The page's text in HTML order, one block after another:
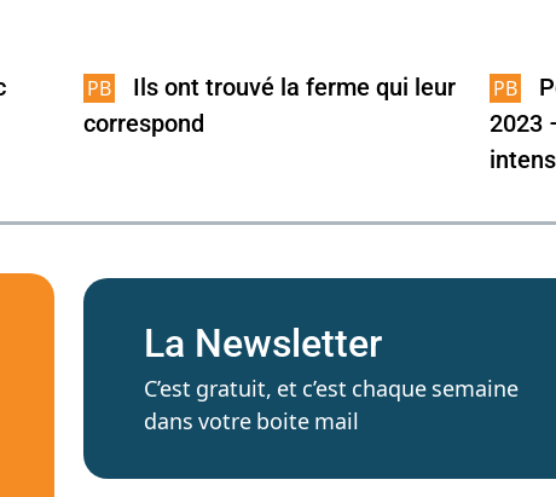
Ils ont trouvé la ferme qui leur
correspond
2023
La Newsletter
C’est gratuit, et c’est chaque semaine
dans votre boite mail